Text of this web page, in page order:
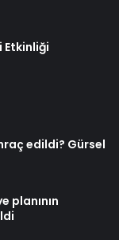
Etkinliği
edildi? Gürsel
planının